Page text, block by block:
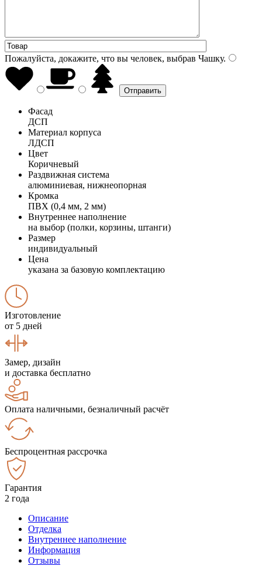
Пожалуйста, докажите, что вы человек, выбрав Чашку.
Фасад
ДСП
Материал корпуса
ЛДСП
Цвет
Коричневый
Раздвижная система
алюминиевая, нижнеопорная
Кромка
ПВХ (0,4 мм, 2 мм)
Внутреннее наполнение
на выбор (полки, корзины, штанги)
Размер
индивидуальный
Цена
указана за базовую комплектацию
Изготовление
от 5 дней
Замер, дизайн
и доставка бесплатно
Оплата наличными, безналичный расчёт
Беспроцентная рассрочка
Гарантия
2 года
Описание
Отделка
Внутреннее наполнение
Информация
Отзывы